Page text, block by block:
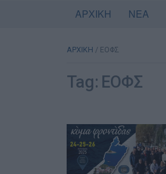
ΑΡΧΙΚΗ ΝΕΑ
ΑΡΧΙΚΗ / ΕΟΦΣ
Tag: ΕΟΦΣ